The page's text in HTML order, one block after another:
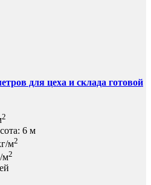
для цеха и склада готовой
2
6 м
м2
м2